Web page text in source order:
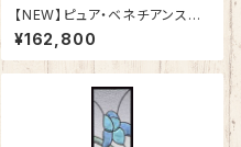
【NEW】ピュア・ベネチアンステ
ンドグラスSH-VA02
¥162,800